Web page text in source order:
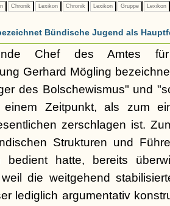
Chronik Lexikon Chronik Lexikon Gruppe Lexikon
Bündische Jugend als
Chef des Amtes
Gerhard Mögling
des Bolschewismus" und
Zeitpunkt, als zum
zerschlagen ist.
Strukturen und
bedient hatte, bereits
die weitgehend
lediglich argumentativ